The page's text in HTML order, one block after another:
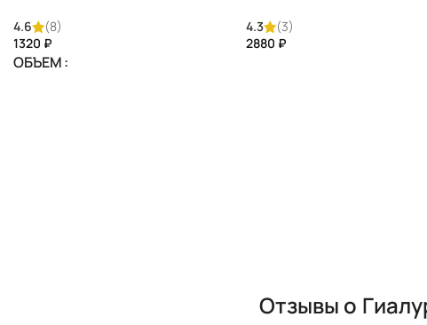
4.6
(8)
₽
ОБЪЕМ
Antioxidants) 3*10 мл Tete
4.3
(3)
₽
Отзывы о